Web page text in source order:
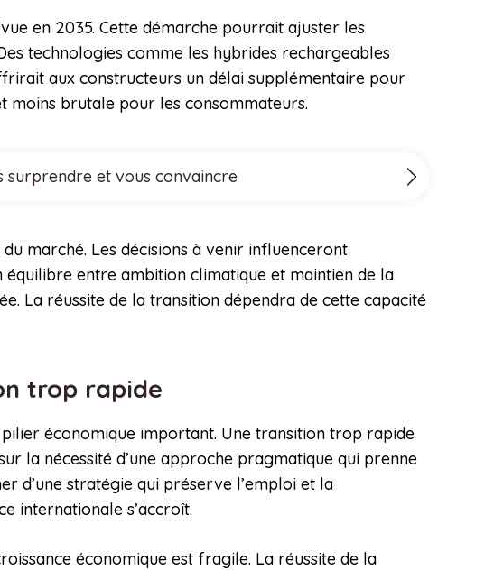
en 2035. Cette démarche pourrait ajuster les
technologies comme les hybrides rechargeables
aux constructeurs un délai supplémentaire pour
brutale pour les consommateurs.
surprendre et vous convaincre
marché. Les décisions à venir influenceront
entre ambition climatique et maintien de la
La réussite de la transition dépendra de cette capacité
trop rapide
économique important. Une transition trop rapide
la nécessité d’une approche pragmatique qui prenne
d’une stratégie qui préserve l’emploi et la
internationale s’accroît.
économique est fragile. La réussite de la